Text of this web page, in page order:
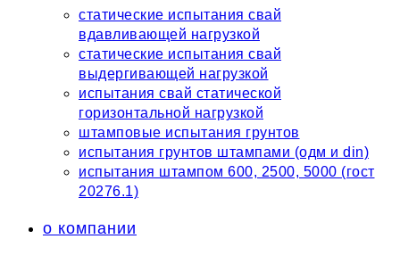
статические испытания свай
вдавливающей нагрузкой
статические испытания свай
выдергивающей нагрузкой
испытания свай статической
горизонтальной нагрузкой
штамповые испытания грунтов
испытания грунтов штампами (одм и din)
испытания штампом 600, 2500, 5000 (гост
20276.1)
о компании